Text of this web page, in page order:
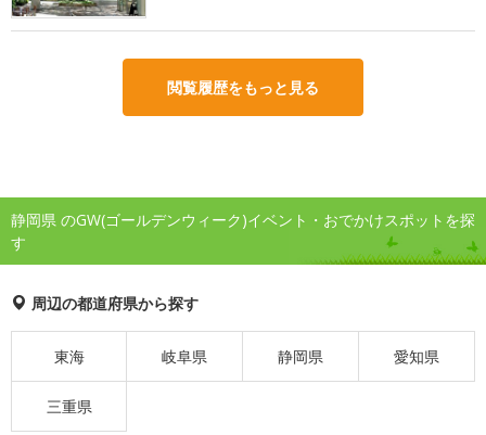
閲覧履歴をもっと見る
静岡県 のGW(ゴールデンウィーク)イベント・おでかけスポットを探
す
周辺の都道府県から探す
東海 岐阜県 静岡県 愛知県
三重県